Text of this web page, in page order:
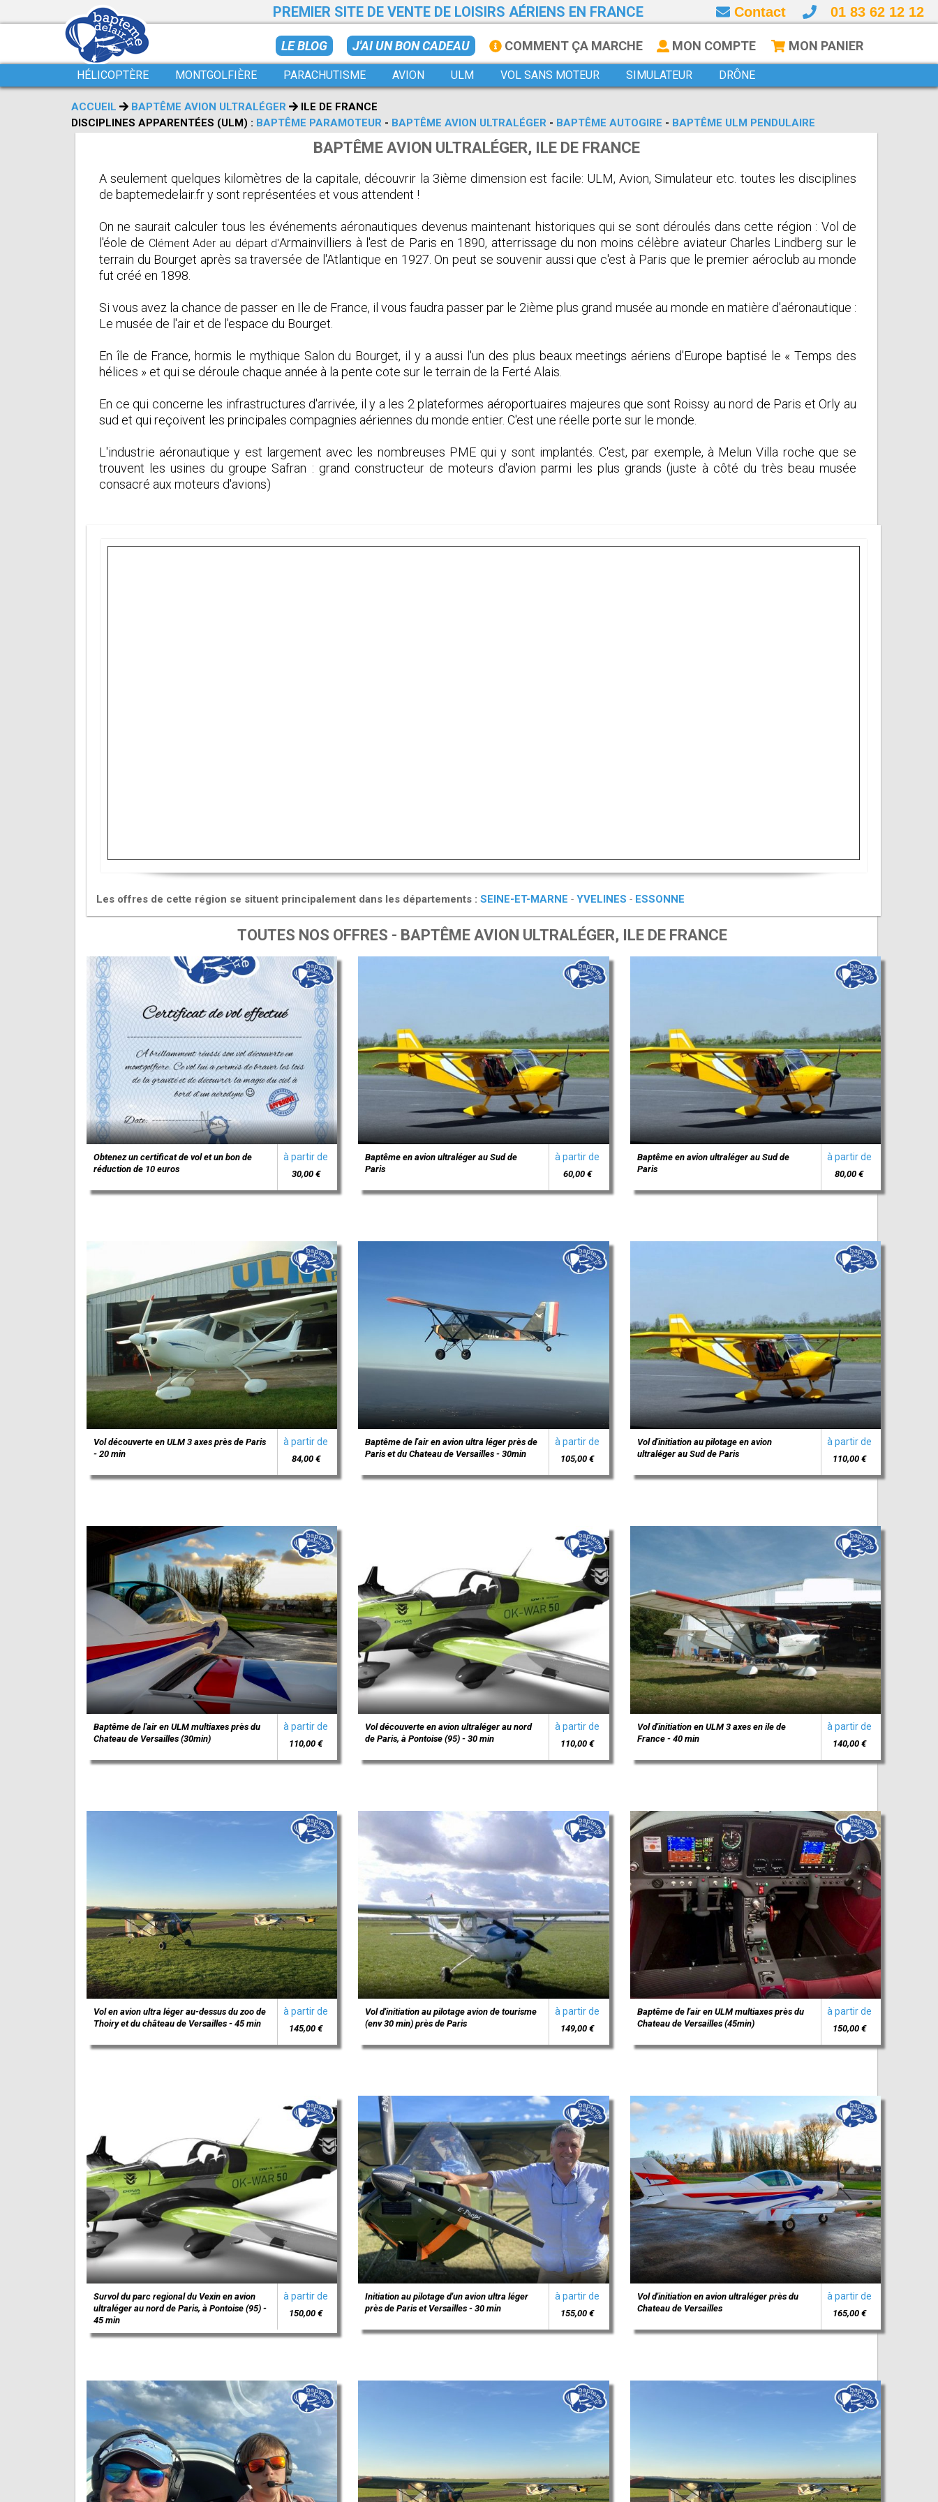
PREMIER SITE DE VENTE DE LOISIRS AÉRIENS EN FRANCE Contact 01 83 62 12 12
LE BLOG J'AI UN BON CADEAU COMMENT ÇA MARCHE MON COMPTE MON PANIER
HÉLICOPTÈRE MONTGOLFIÈRE PARACHUTISME AVION ULM VOL SANS MOTEUR SIMULATEUR DRÔNE
ACCUEIL BAPTÊME AVION ULTRALÉGER
ILE DE FRANCE
DISCIPLINES APPARENTÉES (ULM) : BAPTÊME PARAMOTEUR - BAPTÊME AVION ULTRALÉGER - BAPTÊME AUTOGIRE - BAPTÊME ULM PENDULAIRE
BAPTÊME AVION ULTRALÉGER, ILE DE FRANCE
A seulement quelques kilomètres de la capitale, découvrir la 3ième dimension est facile: ULM, Avion, Simulateur etc. toutes les disciplines
de baptemedelair.fr y sont représentées et vous attendent !
On ne saurait calculer tous les événements aéronautiques devenus maintenant historiques qui se sont déroulés dans cette région : Vol de
l'éole de Clément Ader au départ d'Armainvilliers à l'est de Paris en 1890, atterrissage du non moins célèbre aviateur Charles Lindberg sur le
terrain du Bourget après sa traversée de l'Atlantique en 1927. On peut se souvenir aussi que c'est à Paris que le premier aéroclub au monde
fut créé en 1898.
Si vous avez la chance de passer en Ile de France, il vous faudra passer par le 2ième plus grand musée au monde en matière d'aéronautique :
Le musée de l'air et de l'espace du Bourget.
En île de France, hormis le mythique Salon du Bourget, il y a aussi l'un des plus beaux meetings aériens d'Europe baptisé le « Temps des
hélices » et qui se déroule chaque année à la pente cote sur le terrain de la Ferté Alais.
En ce qui concerne les infrastructures d'arrivée, il y a les 2 plateformes aéroportuaires majeures que sont Roissy au nord de Paris et Orly au
sud et qui reçoivent les principales compagnies aériennes du monde entier. C'est une réelle porte sur le monde.
L'industrie aéronautique y est largement avec les nombreuses PME qui y sont implantés. C'est, par exemple, à Melun Villa roche que se
trouvent les usines du groupe Safran : grand constructeur de moteurs d'avion parmi les plus grands (juste à côté du très beau musée
consacré aux moteurs d'avions)
Les offres de cette région se situent principalement dans les départements : SEINE-ET-MARNE - YVELINES - ESSONNE
TOUTES NOS OFFRES - BAPTÊME AVION ULTRALÉGER, ILE DE FRANCE
Obtenez un certificat de vol et un bon de
réduction de 10 euros
à partir de
30,00 €
Baptême en avion ultraléger au Sud de
Paris
à partir de
60,00 €
Baptême en avion ultraléger au Sud de
Paris
à partir de
80,00 €
Vol découverte en ULM 3 axes près de Paris
- 20 min
à partir de
84,00 €
Baptême de l'air en avion ultra léger près de
Paris et du Chateau de Versailles - 30min
à partir de
105,00 €
Vol d'initiation au pilotage en avion
ultraléger au Sud de Paris
à partir de
110,00 €
Baptême de l'air en ULM multiaxes près du
Chateau de Versailles (30min)
à partir de
110,00 €
Vol découverte en avion ultraléger au nord
de Paris, à Pontoise (95) - 30 min
à partir de
110,00 €
Vol d'initiation en ULM 3 axes en ile de
France - 40 min
à partir de
140,00 €
Vol en avion ultra léger au-dessus du zoo de
Thoiry et du château de Versailles - 45 min
à partir de
145,00 €
Vol d'initiation au pilotage avion de tourisme
(env 30 min) près de Paris
à partir de
149,00 €
Baptême de l'air en ULM multiaxes près du
Chateau de Versailles (45min)
à partir de
150,00 €
Survol du parc regional du Vexin en avion
ultraléger au nord de Paris, à Pontoise (95) -
45 min
à partir de
150,00 €
Initiation au pilotage d'un avion ultra léger
près de Paris et Versailles - 30 min
à partir de
155,00 €
Vol d'initiation en avion ultraléger près du
Chateau de Versailles
à partir de
165,00 €